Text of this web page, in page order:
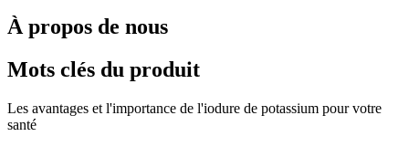
À propos de nous
Mots clés du produit
Les avantages et l'importance de l'iodure de potassium pour votre
santé